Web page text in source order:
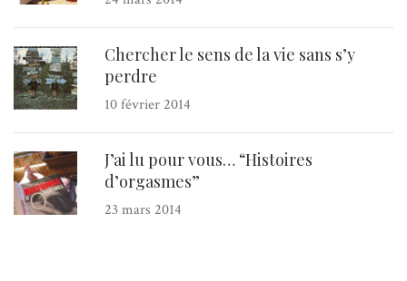
Chercher le sens de la vie sans s’y
perdre
10 février 2014
J’ai lu pour vous… “Histoires
d’orgasmes”
23 mars 2014